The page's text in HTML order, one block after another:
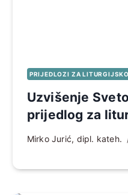
PRIJEDLOZI ZA
Uzvišenje
prijedlog za
Mirko Jurić, dipl. kateh.